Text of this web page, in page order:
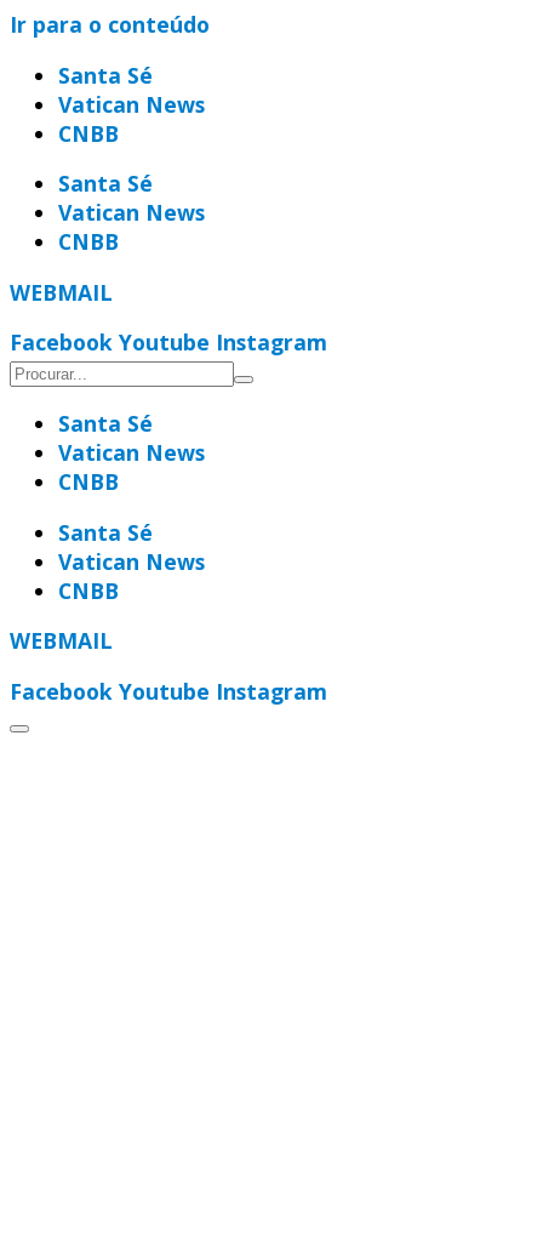
Ir para o conteúdo
Santa Sé
Vatican News
CNBB
Santa Sé
Vatican News
CNBB
WEBMAIL
Facebook Youtube Instagram
Santa Sé
Vatican News
CNBB
Santa Sé
Vatican News
CNBB
WEBMAIL
Facebook Youtube Instagram